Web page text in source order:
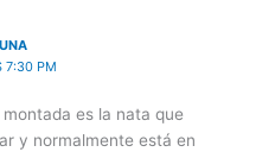
7:30 PM
es la nata que
y normalmente está en